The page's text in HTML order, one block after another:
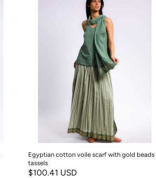
Egyptian cotton voile scarf with gold beads
tassels
$100.41 USD